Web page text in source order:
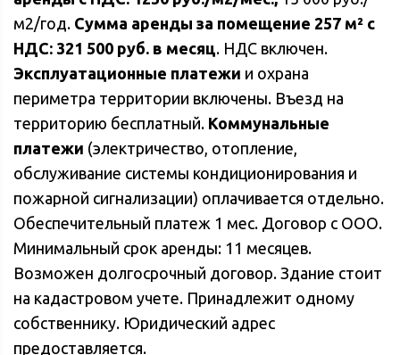
м2/год. Сумма аренды за помещение 257 м² с
НДС: 321 500 руб. в месяц. НДС включен.
Эксплуатационные платежи и охрана
периметра территории включены. Въезд на
территорию бесплатный. Коммунальные
платежи (электричество, отопление,
обслуживание системы кондиционирования и
пожарной сигнализации) оплачивается отдельно.
Обеспечительный платеж 1 мес. Договор с ООО.
Минимальный срок аренды: 11 месяцев.
Возможен долгосрочный договор. Здание стоит
на кадастровом учете. Принадлежит одному
собственнику. Юридический адрес
предоставляется.